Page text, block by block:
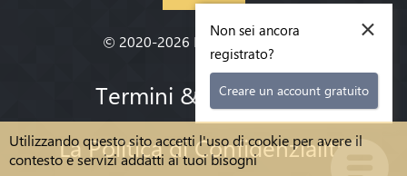
Utilizzando questo sito accetti l'uso di cookie per avere il
contesto e servizi addatti ai tuoi bisogni
© 2020-2026 Millenium State®
Termini & condizioni
La Politica di Confidenzialità
×
Non sei ancora
registrato?
Creare un account gratuito